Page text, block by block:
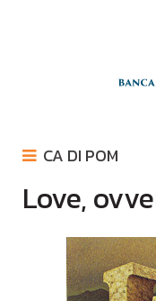
BIBLIOTECA
FONDAZIONE
DOMANDA
COMUNICAZIONE
CA DI POM
CA DI POM
TEATRO
FAMIGLIA
Love,